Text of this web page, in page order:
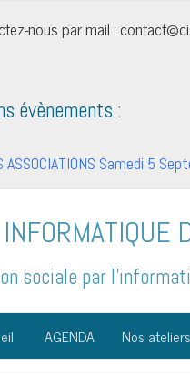
nous par mail :
évènements :
ASSOCIATIONS Samedi 5
sociale par
AGENDA Nos ateliers